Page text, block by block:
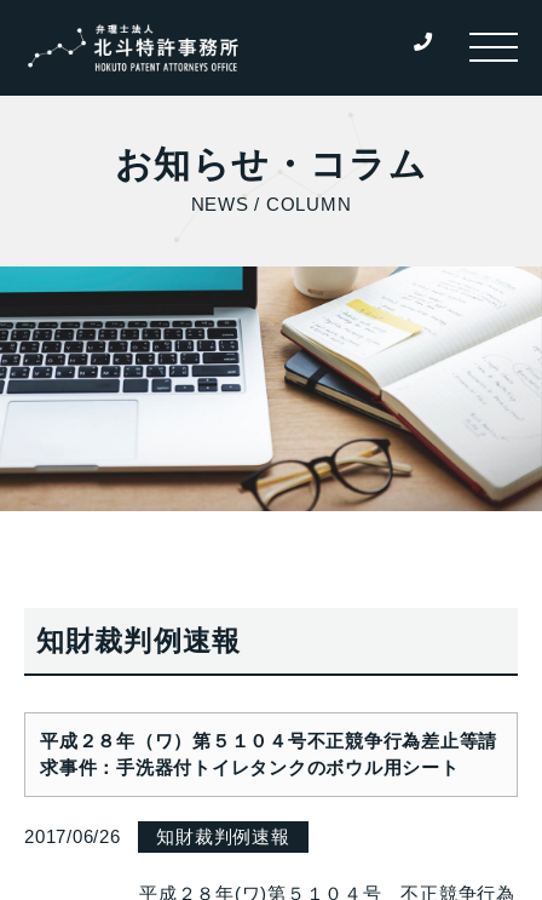
お知らせ・コラム
NEWS / COLUMN
知財裁判例速報
平成２８年（ワ）第５１０４号不正競争行為差止等請
求事件：手洗器付トイレタンクのボウル用シート
2017/06/26 知財裁判例速報
平成２８年(ワ)第５１０４号 不正競争行為